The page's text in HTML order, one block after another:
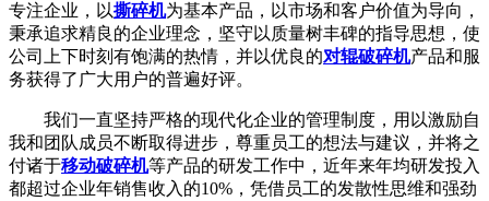
专注企业，以撕碎机为基本产品，以市场和客户价值为导向，
秉承追求精良的企业理念，坚守以质量树丰碑的指导思想，使
公司上下时刻有饱满的热情，并以优良的对辊破碎机产品和服
务获得了广大用户的普遍好评。
我们一直坚持严格的现代化企业的管理制度，用以激励自
我和团队成员不断取得进步，尊重员工的想法与建议，并将之
付诸于移动破碎机等产品的研发工作中，近年来年均研发投入
都超过企业年销售收入的10%，凭借员工的发散性思维和强劲